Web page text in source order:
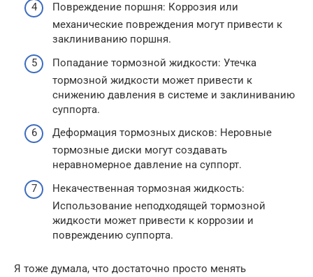
Повреждение поршня: Коррозия или
механические повреждения могут привести к
заклиниванию поршня.
Попадание тормозной жидкости: Утечка
тормозной жидкости может привести к
снижению давления в системе и заклиниванию
суппорта.
Деформация тормозных дисков: Неровные
тормозные диски могут создавать
неравномерное давление на суппорт.
Некачественная тормозная жидкость:
Использование неподходящей тормозной
жидкости может привести к коррозии и
повреждению суппорта.
Я тоже думала, что достаточно просто менять